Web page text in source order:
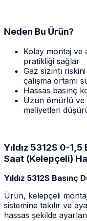
Neden Bu Ürün?
Kolay montaj ve
pratikliği sağlar
Gaz sızıntı
çalışma ortamı
Hassas basınç
Uzun ömürlü ve
maliyetleri
Yıldız 5312S 0-
Saat (Kelepçeli)
Yıldız 5312S
Ürün, kelepçeli
sistemine takılır ve
hassas şekilde